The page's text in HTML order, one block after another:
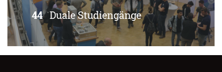
44 Duale Studiengänge